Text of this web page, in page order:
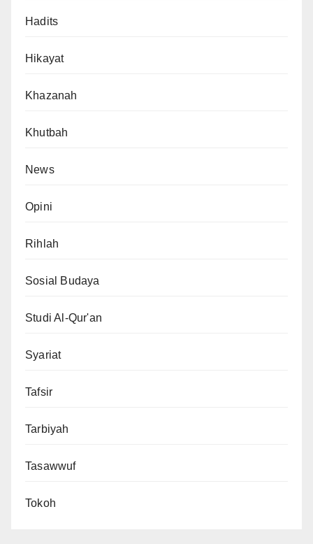
Hadits
Hikayat
Khazanah
Khutbah
News
Opini
Rihlah
Sosial Budaya
Studi Al-Qur'an
Syariat
Tafsir
Tarbiyah
Tasawwuf
Tokoh